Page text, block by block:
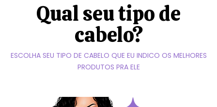
Qual seu tipo de
cabelo?
ESCOLHA SEU TIPO DE CABELO QUE EU INDICO OS MELHORES
PRODUTOS PRA ELE